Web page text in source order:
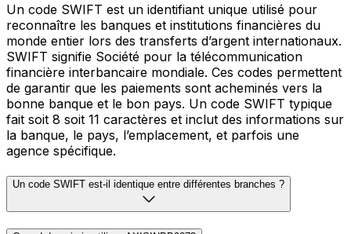
Un code SWIFT est un identifiant unique utilisé pour
reconnaître les banques et institutions financières du
monde entier lors des transferts d’argent internationaux.
SWIFT signifie Société pour la télécommunication
financière interbancaire mondiale. Ces codes permettent
de garantir que les paiements sont acheminés vers la
bonne banque et le bon pays. Un code SWIFT typique
fait soit 8 soit 11 caractères et inclut des informations sur
la banque, le pays, l’emplacement, et parfois une
agence spécifique.
Un code SWIFT est-il identique entre différentes branches ?